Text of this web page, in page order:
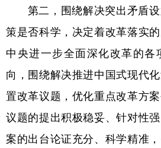
第二，围绕解决突出矛盾设
策是否科学，决定着改革落实
中央进一步全面深化改革的各
向，围绕解决推进中国式现代
置改革议题，优化重点改革方
议题的提出积极稳妥、针对性
案的出台论证充分、科学精准